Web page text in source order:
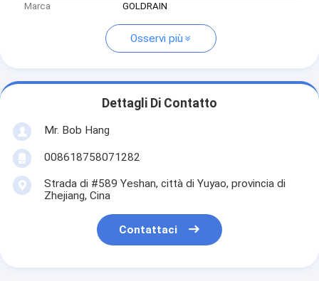
Marca
GOLDRAIN
Osservi più
Dettagli Di Contatto
Mr. Bob Hang
008618758071282
Strada di #589 Yeshan, città di Yuyao, provincia di
Zhejiang, Cina
Contattaci